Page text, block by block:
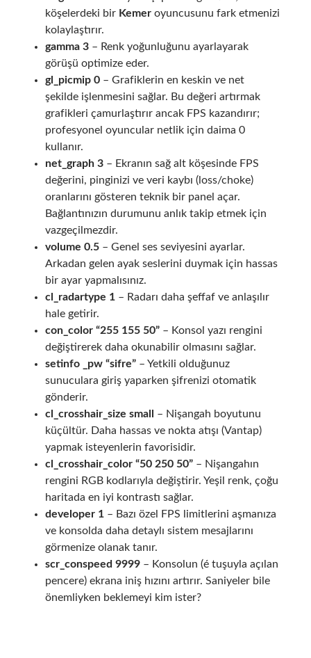
köşelerdeki bir Kemeroyuncusunu fark etmenizi
kolaylaştırır.
gamma 3– Renk yoğunluğunu ayarlayarak
görüşü optimize eder.
gl_picmip 0– Grafiklerin en keskin ve net
şekilde işlenmesini sağlar. Bu değeri artırmak
grafikleri çamurlaştırır ancak FPS kazandırır;
profesyonel oyuncular netlik için daima 0
kullanır.
net_graph 3– Ekranın sağ alt köşesinde FPS
değerini, pinginizi ve veri kaybı (loss/choke)
oranlarını gösteren teknik bir panel açar.
Bağlantınızın durumunu anlık takip etmek için
vazgeçilmezdir.
volume 0.5– Genel ses seviyesini ayarlar.
Arkadan gelen ayak seslerini duymak için hassas
bir ayar yapmalısınız.
cl_radartype 1– Radarı daha şeffaf ve anlaşılır
hale getirir.
con_color “255 155 50”– Konsol yazı rengini
değiştirerek daha okunabilir olmasını sağlar.
setinfo _pw “sifre”– Yetkili olduğunuz
sunuculara giriş yaparken şifrenizi otomatik
gönderir.
cl_crosshair_size small
– Nişangah boyutunu
küçültür. Daha hassas ve nokta atışı (Vantap)
yapmak isteyenlerin favorisidir.
cl_crosshair_color “50 250 50”– Nişangahın
rengini RGB kodlarıyla değiştirir. Yeşil renk, çoğu
haritada en iyi kontrastı sağlar.
developer 1– Bazı özel FPS limitlerini aşmanıza
ve konsolda daha detaylı sistem mesajlarını
görmenize olanak tanır.
scr_conspeed 9999– Konsolun (é tuşuyla açılan
pencere) ekrana iniş hızını artırır. Saniyeler bile
önemliyken beklemeyi kim ister?